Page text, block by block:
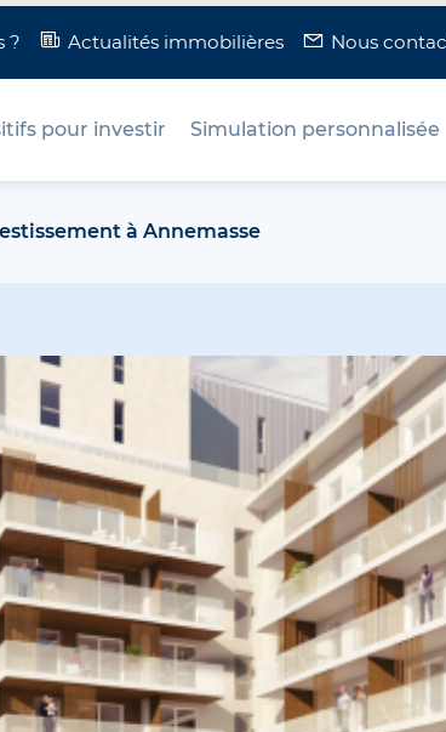
? Actualités immobilières Nous
pour investir Simulation personnalisée
à Annemasse